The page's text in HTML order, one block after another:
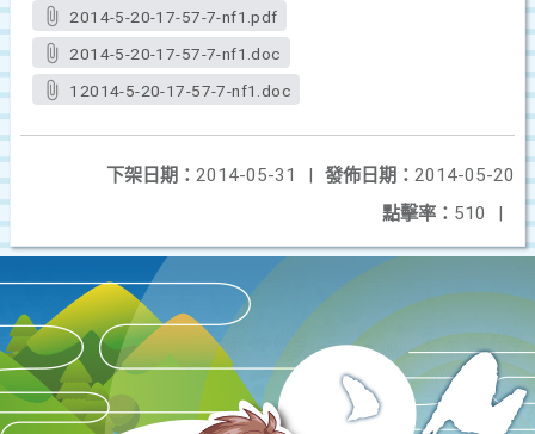
2014-5-20-17-57-7-nf1.pdf
2014-5-20-17-57-7-nf1.doc
12014-5-20-17-57-7-nf1.doc
發佈日期： 2014-05-20
下架日期： 2014-05-31
|
點擊率： 510 |